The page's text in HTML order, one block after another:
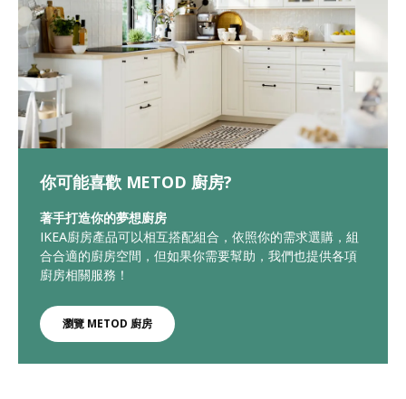
你可能喜歡 METOD 廚房?
著手打造你的夢想廚房
IKEA廚房產品可以相互搭配組合，依照你的需求選購，組
合合適的廚房空間，但如果你需要幫助，我們也提供各項
廚房相關服務！
瀏覽 METOD 廚房